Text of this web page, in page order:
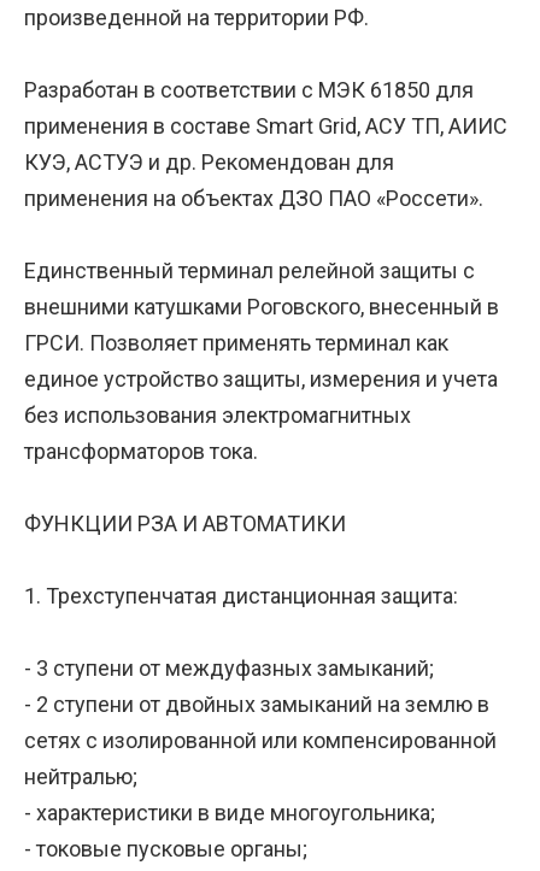
произведенной на территории РФ.
Разработан в соответствии с МЭК 61850 для
применения в составе Smart Grid, АСУ ТП, АИИС
КУЭ, АСТУЭ и др. Рекомендован для
применения на объектах ДЗО ПАО «Россети».
Единственный терминал релейной защиты с
внешними катушками Роговского, внесенный в
ГРСИ. Позволяет применять терминал как
единое устройство защиты, измерения и учета
без использования электромагнитных
трансформаторов тока.
ФУНКЦИИ РЗА И АВТОМАТИКИ
1. Трехступенчатая дистанционная защита:
- 3 ступени от междуфазных замыканий;
- 2 ступени от двойных замыканий на землю в
сетях с изолированной или компенсированной
нейтралью;
- характеристики в виде многоугольника;
- токовые пусковые органы;